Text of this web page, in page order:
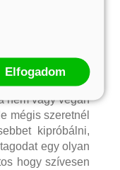
tortareceptekkel
banános,
kívül néhány
nem vagy vegán
mégis szeretnél
kipróbálni,
egy olyan
hogy szívesen
Elfogadom